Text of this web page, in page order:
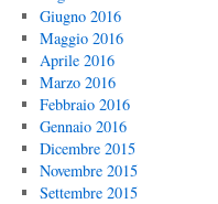
Giugno 2016
Maggio 2016
Aprile 2016
Marzo 2016
Febbraio 2016
Gennaio 2016
Dicembre 2015
Novembre 2015
Settembre 2015